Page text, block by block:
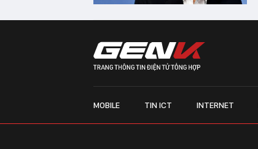
MOBILE TIN ICT INTERNET